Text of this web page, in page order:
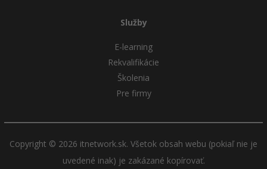
Služby
E-learning
Rekvalifikácie
Školenia
Pre firmy
Copyright © 2026 itnetwork.sk. Všetok obsah webu (pokiaľ nie je
uvedené inak) je zakázané kopírovať.